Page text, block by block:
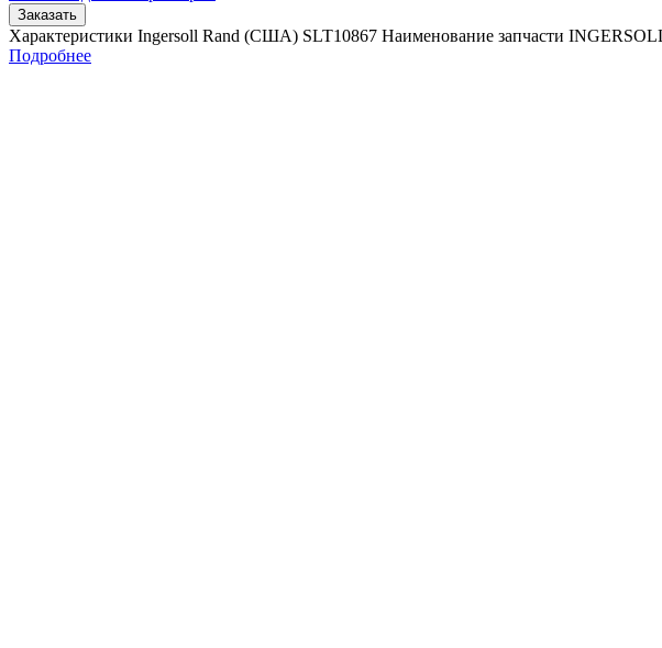
Заказать
Характеристики Ingersoll Rand (США) SLT10867 Наименование запчасти
Подробнее